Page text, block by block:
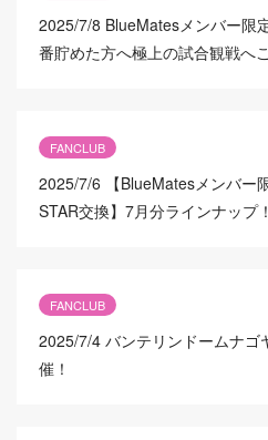
2025/7/8 BlueMatesメンバー限
番貯めた方へ極上の試合観戦へ
FANCLUB
2025/7/6
【BlueMatesメンバー
STAR交換】7月分ラインナップ！
FANCLUB
2025/7/4 バンテリンドームナゴ
催！